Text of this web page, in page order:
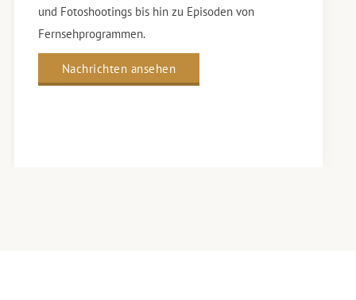
und Fotoshootings bis hin zu Episoden von
Fernsehprogrammen.
Nachrichten ansehen